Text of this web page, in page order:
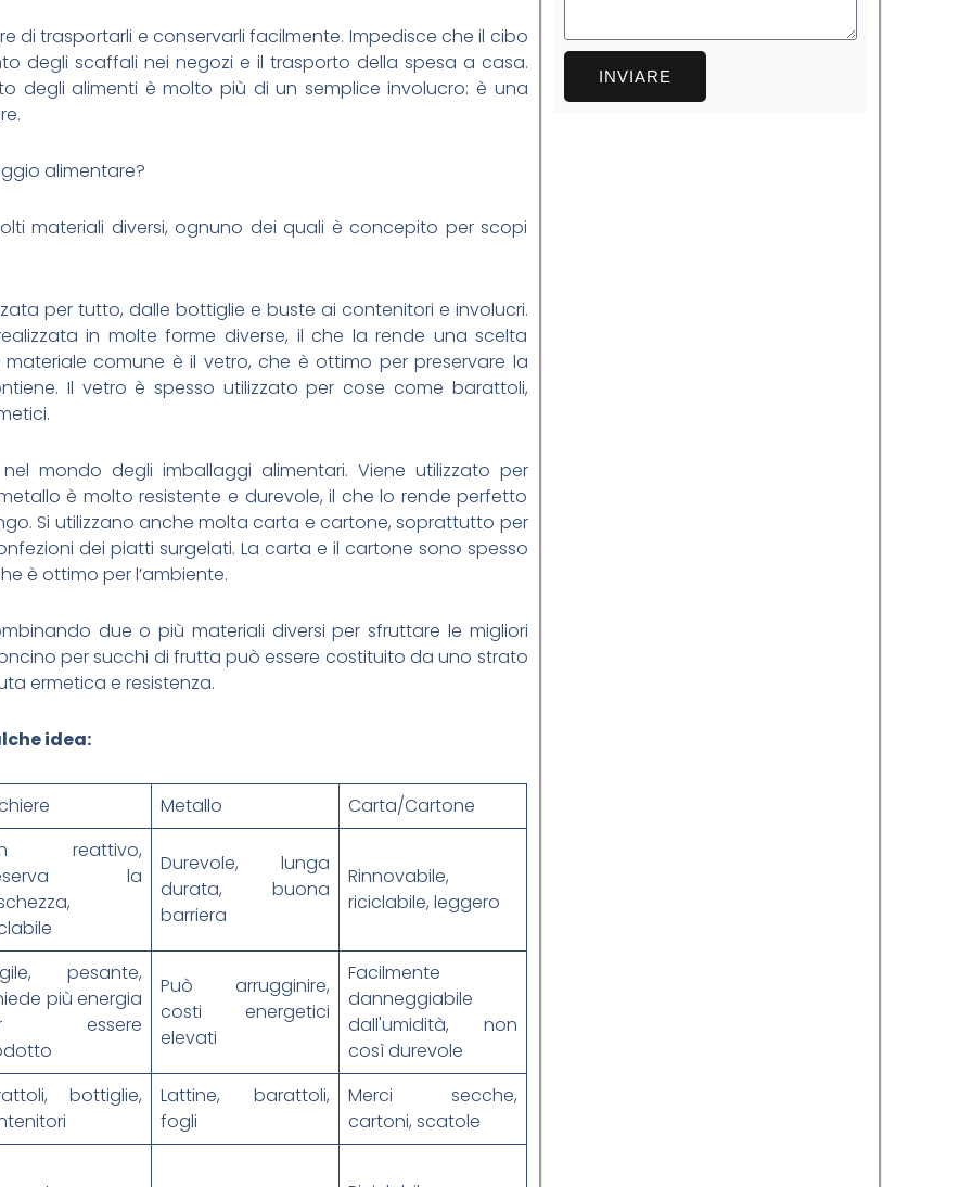
di trasportarli e conservarli facilmente. Impedisce che il cibo
degli scaffali nei negozi e il trasporto della spesa a casa.
degli alimenti è molto più di un semplice involucro: è una
alimentare?
materiali diversi, ognuno dei quali è concepito per scopi
per tutto, dalle bottiglie e buste ai contenitori e involucri.
in molte forme diverse, il che la rende una scelta
comune è il vetro, che è ottimo per preservare la
Il vetro è spesso utilizzato per cose come barattoli,
mondo degli imballaggi alimentari. Viene utilizzato per
è molto resistente e durevole, il che lo rende perfetto
Si utilizzano anche molta carta e cartone, soprattutto per
dei piatti surgelati. La carta e il cartone sono spesso
è ottimo per l’ambiente.
due o più materiali diversi per sfruttare le migliori
per succhi di frutta può essere costituito da uno strato
ermetica e resistenza.
idea:
Metallo Carta/Cartone
reattivo,
la
Durevole, lunga
durata, buona
barriera
Rinnovabile,
riciclabile, leggero
pesante,
più energia
essere
Può arrugginire,
costi energetici
elevati
Facilmente
danneggiabile
dall'umidità, non
così durevole
bottiglie,
Lattine, barattoli,
fogli
Merci secche,
cartoni, scatole
INVIARE